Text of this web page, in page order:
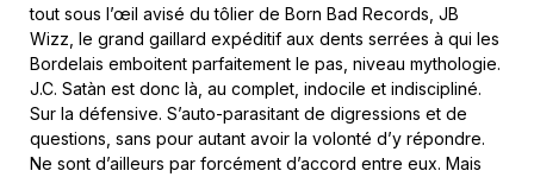
tout sous l’œil avisé du tôlier de Born Bad Records, JB
Wizz, le grand gaillard expéditif aux dents serrées à qui les
Bordelais emboitent parfaitement le pas, niveau mythologie.
J.C. Satàn est donc là, au complet, indocile et indiscipliné.
Sur la défensive. S’auto-parasitant de digressions et de
questions, sans pour autant avoir la volonté d’y répondre.
Ne sont d’ailleurs par forcément d’accord entre eux. Mais